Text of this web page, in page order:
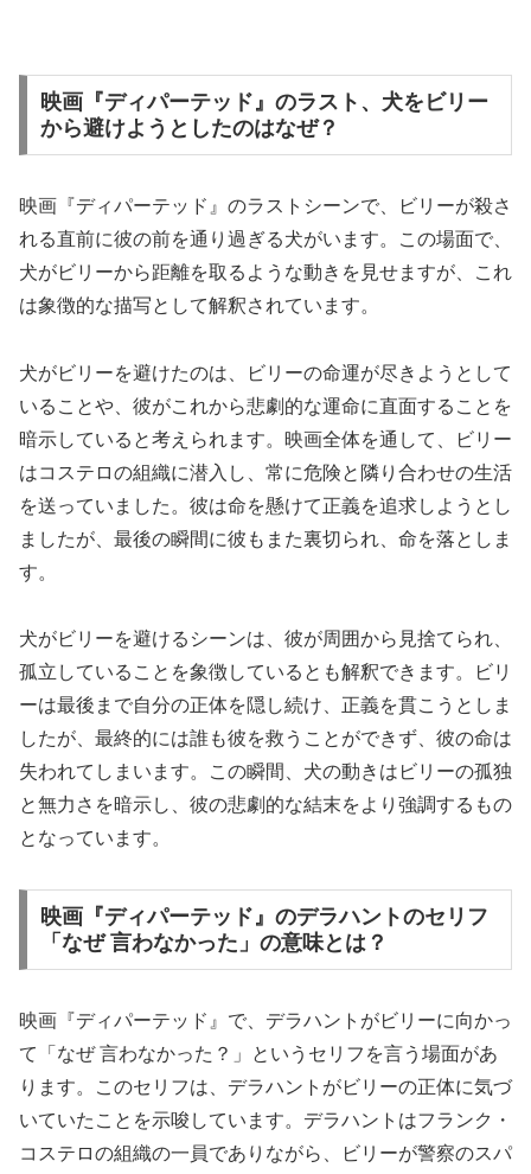
映画『ディパーテッド』のラスト、犬をビリー
から避けようとしたのはなぜ？
映画『ディパーテッド』のラストシーンで、ビリーが殺さ
れる直前に彼の前を通り過ぎる犬がいます。この場面で、
犬がビリーから距離を取るような動きを見せますが、これ
は象徴的な描写として解釈されています。
犬がビリーを避けたのは、ビリーの命運が尽きようとして
いることや、彼がこれから悲劇的な運命に直面することを
暗示していると考えられます。映画全体を通して、ビリー
はコステロの組織に潜入し、常に危険と隣り合わせの生活
を送っていました。彼は命を懸けて正義を追求しようとし
ましたが、最後の瞬間に彼もまた裏切られ、命を落としま
す。
犬がビリーを避けるシーンは、彼が周囲から見捨てられ、
孤立していることを象徴しているとも解釈できます。ビリ
ーは最後まで自分の正体を隠し続け、正義を貫こうとしま
したが、最終的には誰も彼を救うことができず、彼の命は
失われてしまいます。この瞬間、犬の動きはビリーの孤独
と無力さを暗示し、彼の悲劇的な結末をより強調するもの
となっています。
映画『ディパーテッド』のデラハントのセリフ
「なぜ 言わなかった」の意味とは？
映画『ディパーテッド』で、デラハントがビリーに向かっ
て「なぜ 言わなかった？」というセリフを言う場面があ
ります。このセリフは、デラハントがビリーの正体に気づ
いていたことを示唆しています。デラハントはフランク・
コステロの組織の一員でありながら、ビリーが警察のスパ